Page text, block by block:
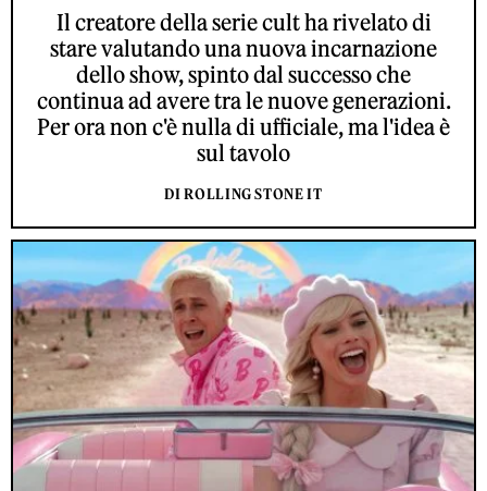
Il creatore della serie cult ha rivelato di
stare valutando una nuova incarnazione
dello show, spinto dal successo che
continua ad avere tra le nuove generazioni.
Per ora non c'è nulla di ufficiale, ma l'idea è
sul tavolo
DI ROLLING STONE IT